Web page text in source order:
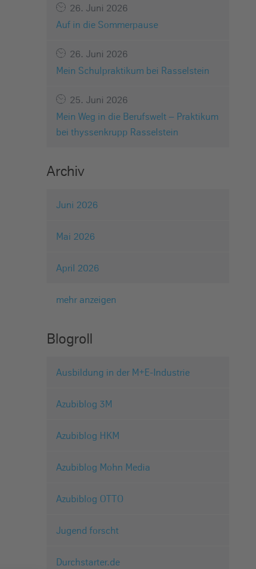
26. Juni 2026
Auf in die Sommerpause
26. Juni 2026
Mein Schulpraktikum bei Rasselstein
25. Juni 2026
Mein Weg in die Berufswelt – Praktikum
bei thyssenkrupp Rasselstein
Archiv
Juni 2026
Mai 2026
April 2026
mehr anzeigen
Blogroll
Ausbildung in der M+E-Industrie
Azubiblog 3M
Azubiblog HKM
Azubiblog Mohn Media
Azubiblog OTTO
Jugend forscht
Durchstarter.de